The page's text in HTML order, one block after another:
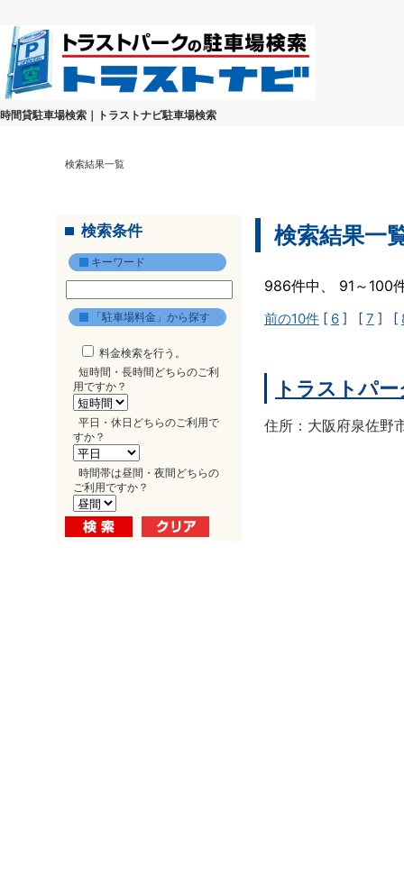
時間貸駐車場検索｜トラストナビ駐車場検索
検索結果一覧
検索条件
キーワード
「駐車場料金」から探す
料金検索を行う。
短時間・長時間どちらのご利
用ですか？
平日・休日どちらのご利用で
すか？
時間帯は昼間・夜間どちらの
ご利用ですか？
検索結果一
986件中、 91～100
前の10件 [ 6 ] [ 7 ] [
トラストパ
住所：大阪府泉佐野